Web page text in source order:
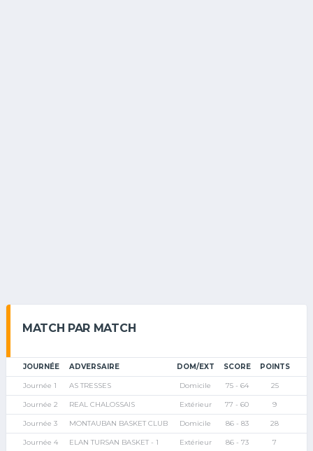
MATCH PAR MATCH
JOURNÉE ADVERSAIRE DOM/EXT SCORE POINTS
Journée 1 AS TRESSES Domicile 75 - 64 25
Journée 2 REAL CHALOSSAIS Extérieur 77 - 60 9
Journée 3 MONTAUBAN BASKET CLUB Domicile 86 - 83 28
Journée 4 ELAN TURSAN BASKET - 1 Extérieur 86 - 73 7